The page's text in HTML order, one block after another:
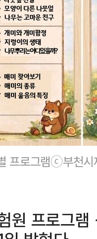
프로그램ⓒ부천시
원 프로그